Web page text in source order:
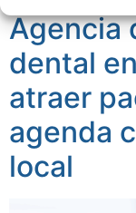
Agencia
dental
atraer
agenda
local